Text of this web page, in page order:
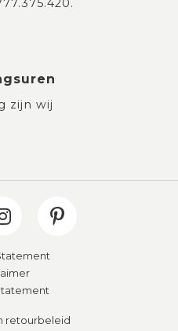
zijn wij
retourbeleid